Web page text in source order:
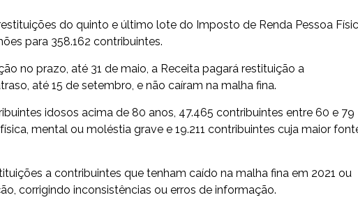
do quinto e último lote do Imposto de Renda Pessoa
para 358.162 contribuintes.
no prazo, até 31 de maio, a Receita pagará restituição a
até 15 de setembro, e não caíram na malha fina.
idosos acima de 80 anos, 47.465 contribuintes entre 60 e 79
mental ou moléstia grave e 19.211 contribuintes cuja maior
a contribuintes que tenham caído na malha fina em 2021 ou
corrigindo inconsistências ou erros de informação.